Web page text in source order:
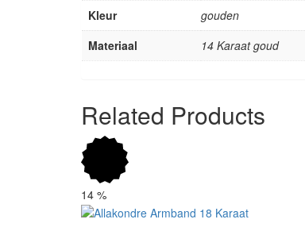
Kleur
gouden
Materiaal
14 Karaat goud
Related Products
14 %